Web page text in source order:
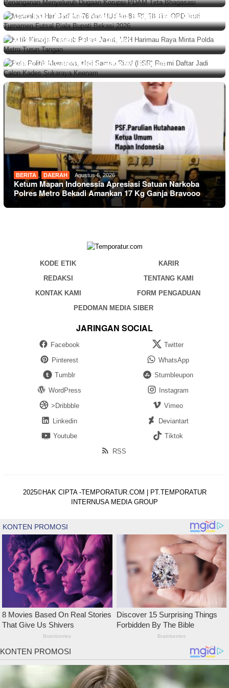
Meriahkan Hari Jadi ke-76 dan HUT ke-81 RI, 28 Tim
OPD Ikuti Turnamen Futsal Piala Bupati Bekasi 2026
BERITA , HUKUM , NASIONAL Agustus 7, 2026
Kritik Kinerja Resmob Polres Jakut, LBH Harimau Raya
Minta Polda Metro Turun Tangan
BERITA , DAERAH Agustus 7, 2026
Peta Politik Memanas, Heri Samsu Rizal (HSR) Resmi
Daftar Jadi Calon Kades Sukaraya Keenam
BERITA DAERAH Agustus 6, 2026
Ketum Mapan Indonessia Apresiasi Satuan Narkoba
Polres Metro Bekadi Amankan 17 Kg Ganja Bravooo
KODE ETIK
KARIR
REDAKSI
TENTANG KAMI
KONTAK KAMI
FORM PENGADUAN
PEDOMAN MEDIA SIBER
JARINGAN SOCIAL
Facebook
Twitter
Pinterest
WhatsApp
Tumblr
Stumbleupon
WordPress
Instagram
>Dribbble
Vimeo
Linkedin
Deviantart
Youtube
Tiktok
RSS
2025©HAK CIPTA -TEMPORATUR.COM | PT.TEMPORATUR
INTERNUSA MEDIA GROUP